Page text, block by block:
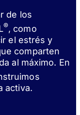
de los
®, como
el estrés y
comparten
al máximo. En
activa.